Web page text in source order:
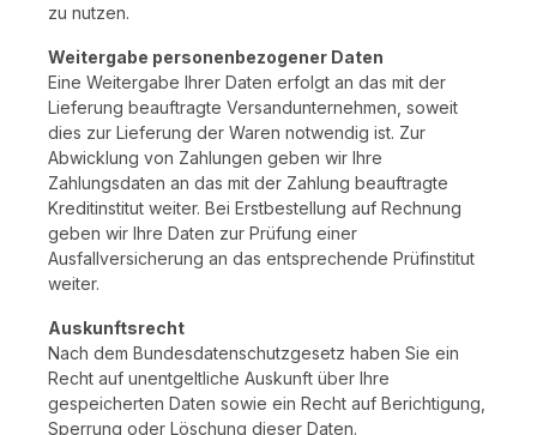
zu nutzen.
Weitergabe personenbezogener Daten
Eine Weitergabe Ihrer Daten erfolgt an das mit der
Lieferung beauftragte Versandunternehmen, soweit
dies zur Lieferung der Waren notwendig ist. Zur
Abwicklung von Zahlungen geben wir Ihre
Zahlungsdaten an das mit der Zahlung beauftragte
Kreditinstitut weiter. Bei Erstbestellung auf Rechnung
geben wir Ihre Daten zur Prüfung einer
Ausfallversicherung an das entsprechende Prüfinstitut
weiter.
Auskunftsrecht
Nach dem Bundesdatenschutzgesetz haben Sie ein
Recht auf unentgeltliche Auskunft über Ihre
gespeicherten Daten sowie ein Recht auf Berichtigung,
Sperrung oder Löschung dieser Daten.